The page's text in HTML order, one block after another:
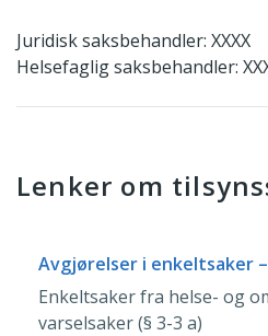
Juridisk saksbehandler: XXXX
Helsefaglig saksbehandler:
Lenker om
Avgjørelser i enkeltsaker
Enkeltsaker fra helse- og
varselsaker (§ 3-3 a)